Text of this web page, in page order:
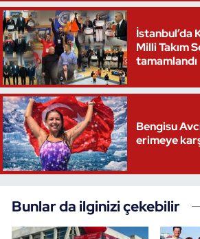
İstanbul’da
Milli Takım
tamamlandı
Bengisu
erimeye
Bunlar da ilginizi çekebilir